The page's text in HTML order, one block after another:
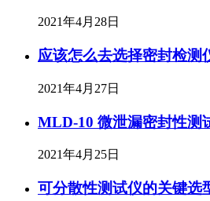
2021年4月28日
应该怎么去选择密封检测
2021年4月27日
MLD-10 微泄漏密封性测
2021年4月25日
可分散性测试仪的关键选